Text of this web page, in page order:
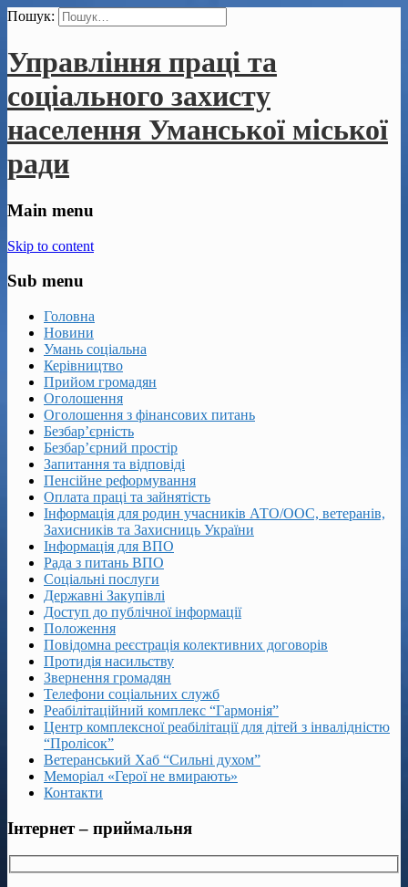
Пошук:
Управління праці та
соціального захисту
населення Уманської міської
ради
Main menu
Skip to content
Sub menu
Головна
Новини
Умань соціальна
Керівництво
Прийом громадян
Оголошення
Оголошення з фінансових питань
Безбар’єрність
Безбар’єрний простір
Запитання та відповіді
Пенсійне реформування
Оплата праці та зайнятість
Інформація для родин учасників АТО/ООС, ветеранів,
Захисників та Захисниць України
Інформація для ВПО
Рада з питань ВПО
Соціальні послуги
Державні Закупівлі
Доступ до публічної інформації
Положення
Повідомна реєстрація колективних договорів
Протидія насильству
Звернення громадян
Телефони соціальних служб
Реабілітаційний комплекс “Гармонія”
Центр комплексної реабілітації для дітей з інвалідністю
“Пролісок”
Ветеранський Хаб “Сильні духом”
Меморіал «Герої не вмирають»
Контакти
Інтернет – приймальня